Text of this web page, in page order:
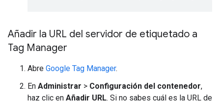
Añadir la URL del servidor de etiquetado a
Tag Manager
Abre Google Tag Manager.
En Administrar > Configuración del contenedor,
haz clic en Añadir URL. Si no sabes cuál es la URL de